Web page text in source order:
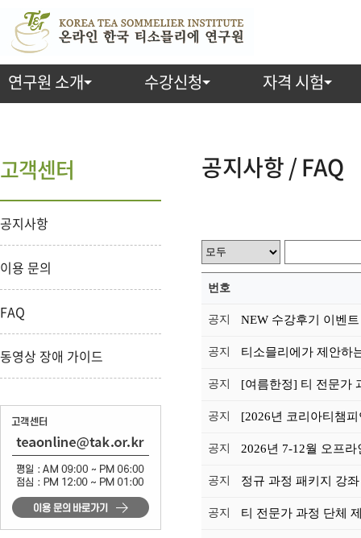
연구원 소개 수강신청 자격 시험
공지사항 / FAQ
번호
공지 NEW 수강후기 이벤
공지 티소믈리에가 제안하
공지 [여름한정] 티 전문가
공지 [2026년 코리아티챔
공지 2026년 7-12월 오프
공지 정규 과정 패키지 강
공지 티 전문가 과정 단체
고객센터
공지사항
이용 문의
FAQ
동영상 장애 가이드